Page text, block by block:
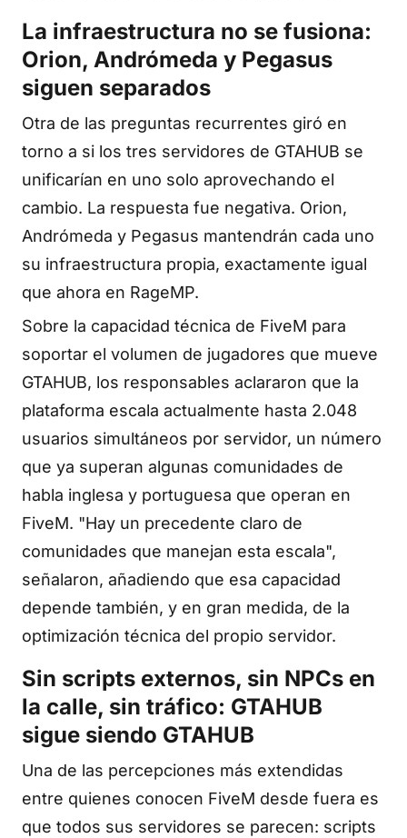
La infraestructura no se fusiona:
Orion, Andrómeda y Pegasus
siguen separados
Otra de las preguntas recurrentes giró en
torno a si los tres servidores de GTAHUB se
unificarían en uno solo aprovechando el
cambio. La respuesta fue negativa. Orion,
Andrómeda y Pegasus mantendrán cada uno
su infraestructura propia, exactamente igual
que ahora en RageMP.
Sobre la capacidad técnica de FiveM para
soportar el volumen de jugadores que mueve
GTAHUB, los responsables aclararon que la
plataforma escala actualmente hasta 2.048
usuarios simultáneos por servidor, un número
que ya superan algunas comunidades de
habla inglesa y portuguesa que operan en
FiveM. "Hay un precedente claro de
comunidades que manejan esta escala",
señalaron, añadiendo que esa capacidad
depende también, y en gran medida, de la
optimización técnica del propio servidor.
Sin scripts externos, sin NPCs en
la calle, sin tráfico: GTAHUB
sigue siendo GTAHUB
Una de las percepciones más extendidas
entre quienes conocen FiveM desde fuera es
que todos sus servidores se parecen: scripts